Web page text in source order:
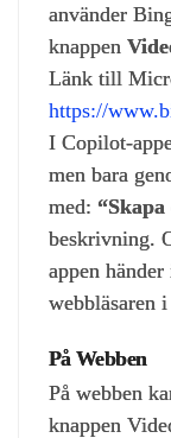
använder
knappen
Länk till
https://
I
men bara
med:
beskrivning.
appen
webbläsaren
På Webben
På webben
knappen